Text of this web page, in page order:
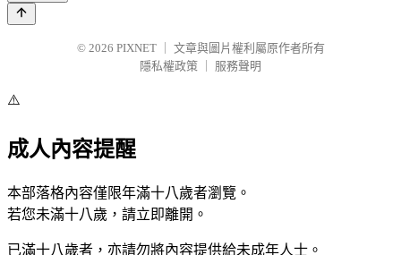
© 2026 PIXNET
文章與圖片權利屬原作者所有
隱私權政策
服務聲明
⚠️
成人內容提醒
本部落格內容僅限年滿十八歲者瀏覽。
若您未滿十八歲，請立即離開。
已滿十八歲者，亦請勿將內容提供給未成年人士。